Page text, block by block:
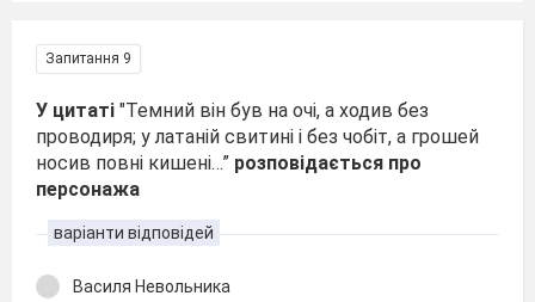
Запитання 9
У цитаті "Темний вiн був на очi, а ходив без
проводиря; у латанiй свитинi i без чобiт, а грошей
носив повнi кишенi…” розповідається про
персонажа
варіанти відповідей
Василя Невольника